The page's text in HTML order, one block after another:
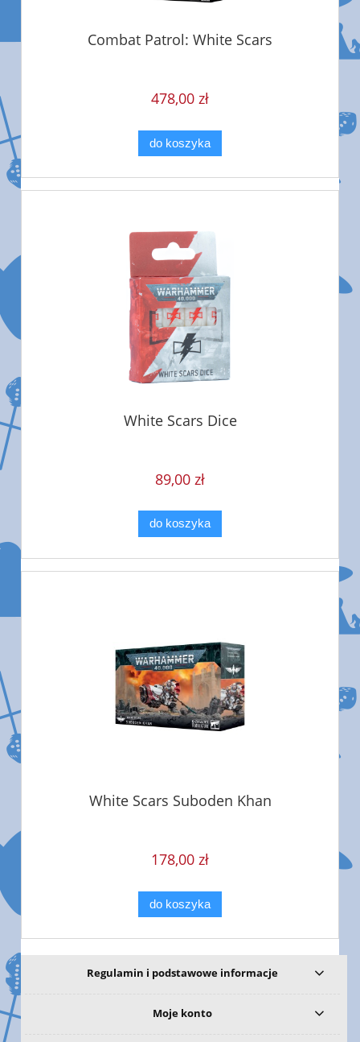
Combat Patrol: White Scars
478,00 zł
do koszyka
White Scars Dice
89,00 zł
do koszyka
White Scars Suboden Khan
178,00 zł
do koszyka
Regulamin i podstawowe informacje
Moje konto